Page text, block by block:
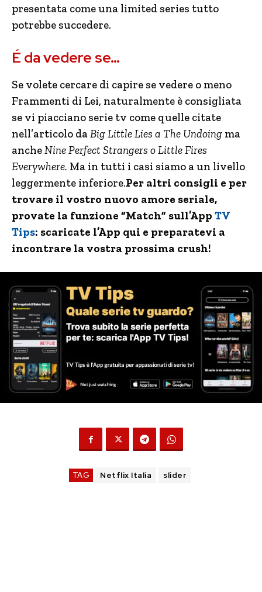
presentata come una limited series tutto
potrebbe succedere.
É da vedere se…
Se volete cercare di capire se vedere o meno
Frammenti di Lei, naturalmente è consigliata
se vi piacciano serie tv come quelle citate
nell’articolo daBig Little Lies a The Undoing ma
ancheNine Perfect Strangers o Little Fires
Everywhere. Ma in tutti i casi siamo a un livello
leggermente inferiore.Per altri consigli e per
trovare il vostro nuovo amore seriale,
provate la funzione “Match” sull’App TV
Tips: scaricate l’App qui e preparatevi a
incontrare la vostra prossima crush!
TAG Netflix Italia slider